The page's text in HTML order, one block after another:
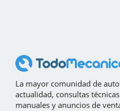
La mayor comunidad de
actualidad, consultas
manuales y anuncios de